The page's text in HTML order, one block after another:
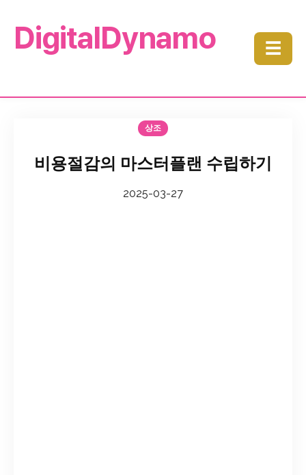
DigitalDynamo ☰
상조
비용절감의 마스터플랜 수립하기
2025-03-27